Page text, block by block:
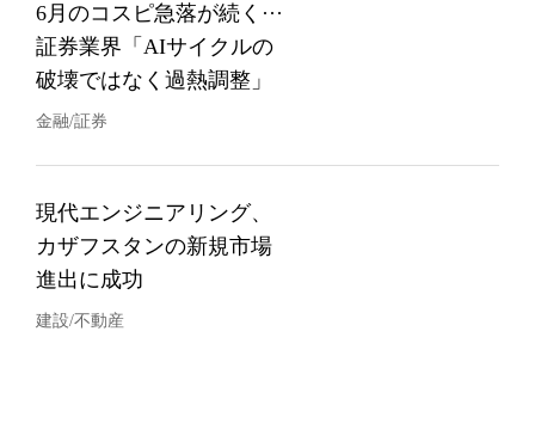
6月のコスピ急落が続く···
証券業界「AIサイクルの
破壊ではなく過熱調整」
金融/証券
現代エンジニアリング、
カザフスタンの新規市場
進出に成功
建設/不動産